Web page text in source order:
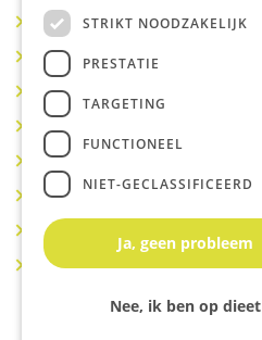
Makelaar Houten
Makelaar Vianen
Makelaar Maarssen
Makelaar Lopik
Makelaar Montfoort
Makelaar Benschop
Makelaar Schoonhoven
Makelaar Hoef en Haag
STRIKT NOODZAKELIJK
PRESTATIE
TARGETING
FUNCTIONEEL
NIET-GECLASSIFICEERD
Ja, geen probleem
Nee, ik ben op dieet